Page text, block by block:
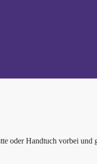
oder Handtuch vorbei